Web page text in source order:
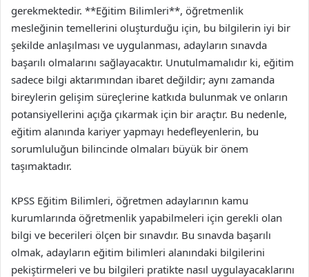
gerekmektedir. **Eğitim Bilimleri**, öğretmenlik
mesleğinin temellerini oluşturduğu için, bu bilgilerin iyi bir
şekilde anlaşılması ve uygulanması, adayların sınavda
başarılı olmalarını sağlayacaktır. Unutulmamalıdır ki, eğitim
sadece bilgi aktarımından ibaret değildir; aynı zamanda
bireylerin gelişim süreçlerine katkıda bulunmak ve onların
potansiyellerini açığa çıkarmak için bir araçtır. Bu nedenle,
eğitim alanında kariyer yapmayı hedefleyenlerin, bu
sorumluluğun bilincinde olmaları büyük bir önem
taşımaktadır.
KPSS Eğitim Bilimleri, öğretmen adaylarının kamu
kurumlarında öğretmenlik yapabilmeleri için gerekli olan
bilgi ve becerileri ölçen bir sınavdır. Bu sınavda başarılı
olmak, adayların eğitim bilimleri alanındaki bilgilerini
pekiştirmeleri ve bu bilgileri pratikte nasıl uygulayacaklarını